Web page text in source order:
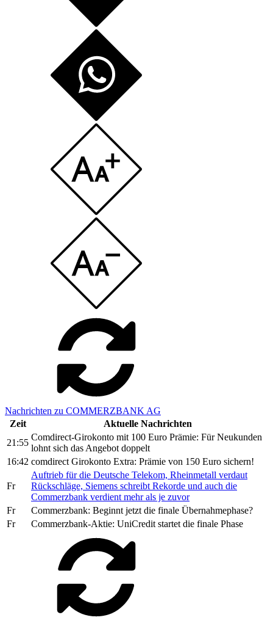
Nachrichten zu COMMERZBANK AG
Zeit
Aktuelle Nachrichten
21:55
Comdirect-Girokonto mit 100 Euro Prämie: Für Neukunden
lohnt sich das Angebot doppelt
16:42 comdirect Girokonto Extra: Prämie von 150 Euro sichern!
Fr
Auftrieb für die Deutsche Telekom, Rheinmetall verdaut
Rückschläge, Siemens schreibt Rekorde und auch die
Commerzbank verdient mehr als je zuvor
Fr
Commerzbank: Beginnt jetzt die finale Übernahmephase?
Fr
Commerzbank-Aktie: UniCredit startet die finale Phase